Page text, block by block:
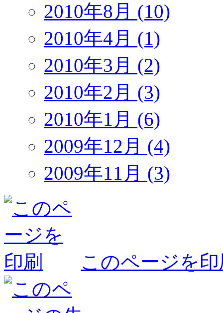
2010年8月 (10)
2010年4月 (1)
2010年3月 (2)
2010年2月 (3)
2010年1月 (6)
2009年12月 (4)
2009年11月 (3)
このページを